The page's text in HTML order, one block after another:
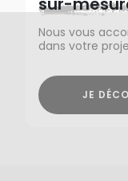
Nous vous
dans votre
JE